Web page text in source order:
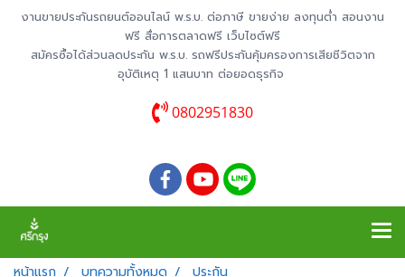
งานขายประกันรถยนต์ออนไลน์ พ.ร.บ. ต่อภาษี ขายง่าย ลงทุนต่ำ สอนงาน
ฟรี สื่อการตลาดฟรี เว็บไซต์ฟรี
สมัครซื้อได้ส่วนลดประกัน พ.ร.บ. รถฟรีประกันคุ้มครองการเสียชีวิตจาก
อุบัติเหตุ 1 แสนบาท ต่อยอดธุรกิจ
0802951830
หน้าแรก บทความทั้งหมด
ประกัน